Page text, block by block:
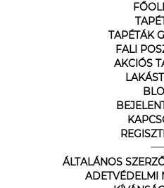
TAPÉTÁK
FALI
AKCIÓS
ÁLTALÁNOS
ADETVÉDELMI